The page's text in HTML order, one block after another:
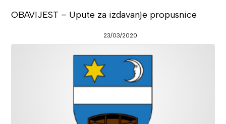
OBAVIJEST – Upute za izdavanje propusnice
23/03/2020